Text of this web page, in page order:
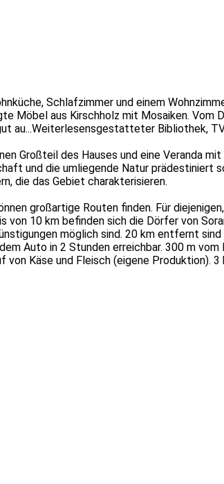
Schlafzimmer und einem
Möbel aus Kirschholz mit Mosaiken.
au...Weiterlesensgestatteter Bibliothek,
Großteil des Hauses und eine Veranda
und die umliegende Natur prädestiniert
die das Gebiet charakterisieren.
großartige Routen finden. Für
von 10 km befinden sich die Dörfer von
möglich sind. 20 km entfernt
Auto in 2 Stunden erreichbar. 300 m
von Käse und Fleisch (eigene